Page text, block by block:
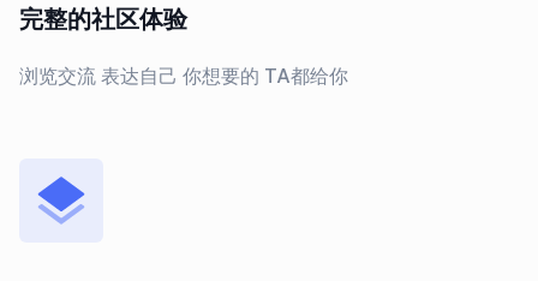
完整的社区体验
浏览交流 表达自己 你想要的 TA都给你